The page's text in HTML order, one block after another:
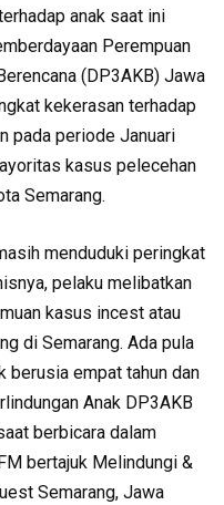
anak saat ini
Perempuan
(DP3AKB) Jawa
kekerasan terhadap
pada periode Januari
kasus pelecehan
Semarang.
menduduki peringkat
pelaku melibatkan
kasus incest atau
di Semarang. Ada pula
berusia empat tahun dan
Anak DP3AKB
berbicara dalam
bertajuk Melindungi &
Semarang, Jawa